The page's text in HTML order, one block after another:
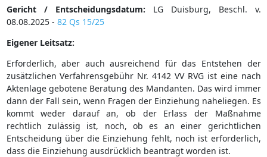
Gericht / Entscheidungsdatum: LG Duisburg, Beschl. v.
08.08.2025 - 82 Qs 15/25
Eigener Leitsatz:
Erforderlich, aber auch ausreichend für das Entstehen der
zusätzlichen Verfahrensgebühr Nr. 4142 VV RVG ist eine nach
Aktenlage gebotene Beratung des Mandanten. Das wird immer
dann der Fall sein, wenn Fragen der Einziehung naheliegen. Es
kommt weder darauf an, ob der Erlass der Maßnahme
rechtlich zulässig ist, noch, ob es an einer gerichtlichen
Entscheidung über die Einziehung fehlt, noch ist erforderlich,
dass die Einziehung ausdrücklich beantragt worden ist.